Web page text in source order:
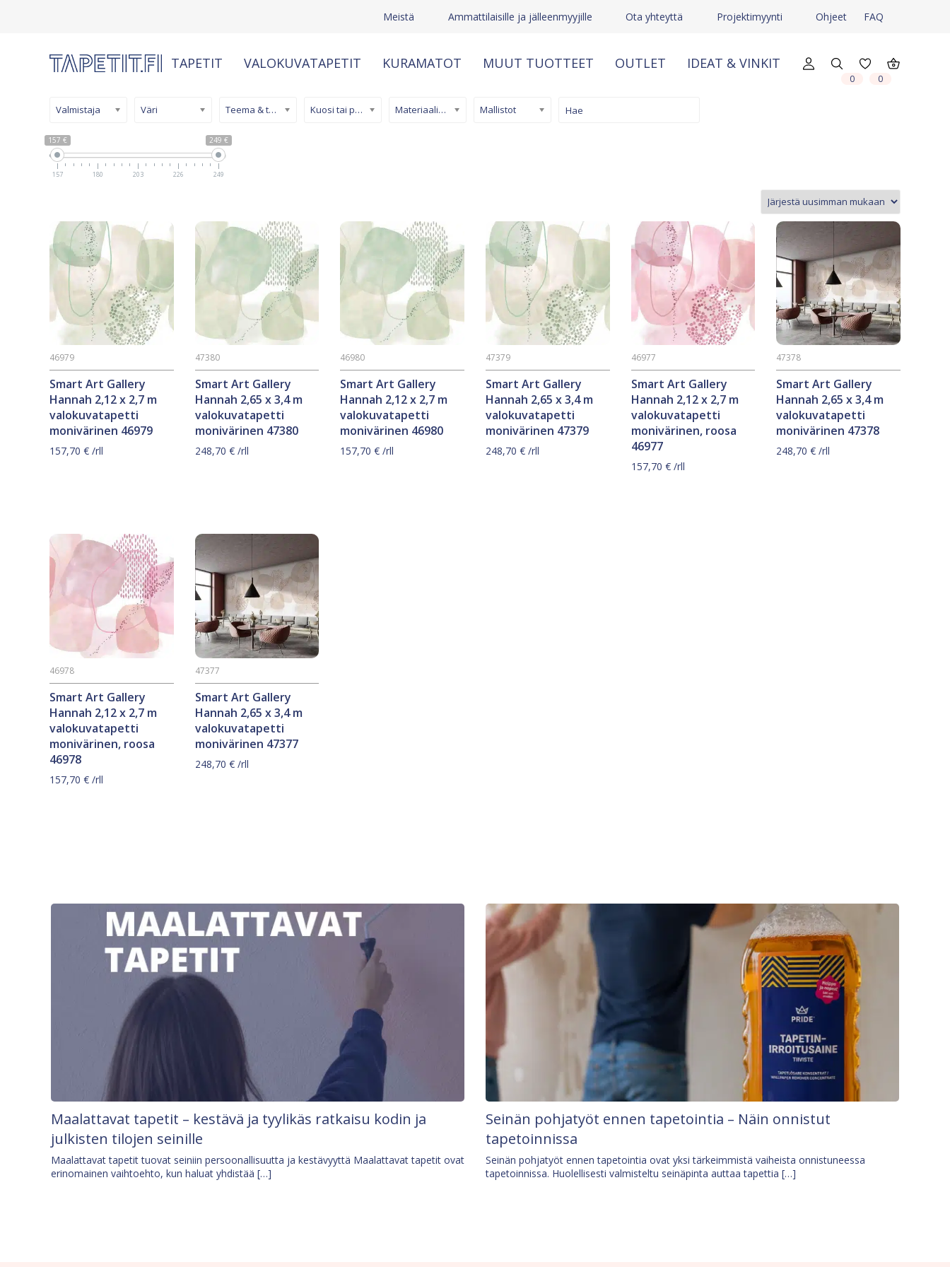
Meistä Ammattilaisille ja jälleenmyyjille Ota yhteyttä Projektimyynti Ohjeet FAQ
TAPETIT VALOKUVATAPETIT KURAMATOT MUUT TUOTTEET OUTLET IDEAT & VINKIT
0 0
157 € 249 €
157 180 203 226 249
Valmistaja Väri Teema & tyyli Kuosi tai pinta Materiaali/ tuotetyyppi Mallistot
Smart Art Gallery
Hannah 2,12 x 2,7 m
valokuvatapetti
monivärinen 46979
46979
157,70 € /rll
Smart Art Gallery
Hannah 2,65 x 3,4 m
valokuvatapetti
monivärinen 47380
47380
248,70 €/rll
Smart Art Gallery
Hannah 2,12 x 2,7 m
valokuvatapetti
monivärinen 46980
46980
157,70€ /rll
Smart Art Gallery
Hannah 2,65 x 3,4 m
valokuvatapetti
monivärinen 47379
47379
248,70 €/rll
Smart Art Gallery
Hannah 2,12 x 2,7 m
valokuvatapetti
monivärinen, roosa
46977
46977
157,70 €/rll
Smart Art Gallery
Hannah 2,65 x 3,4 m
valokuvatapetti
monivärinen 47378
47378
248,70€ /rll
Smart Art Gallery
Hannah 2,12 x 2,7 m
valokuvatapetti
monivärinen, roosa
46978
46978
157,70 € /rll
Smart Art Gallery
Hannah 2,65 x 3,4 m
valokuvatapetti
monivärinen 47377
47377
248,70 €/rll
Maalattavat tapetit – kestävä ja tyylikäs ratkaisu kodin ja
julkisten tilojen seinille
Maalattavat tapetit tuovat seiniin persoonallisuutta ja kestävyyttä Maalattavat tapetit ovat
erinomainen vaihtoehto, kun haluat yhdistää […]
Seinän pohjatyöt ennen tapetointia – Näin onnistut
tapetoinnissa
Seinän pohjatyöt ennen tapetointia ovat yksi tärkeimmistä vaiheista onnistuneessa
tapetoinnissa. Huolellisesti valmisteltu seinäpinta auttaa tapettia […]